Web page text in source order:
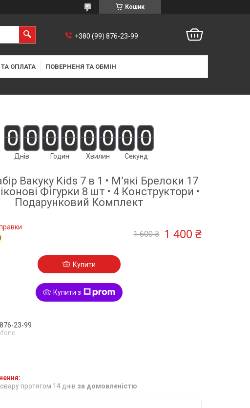
Кошик
+380 (99) 876-23-99
ОПЛАТА ПОВЕРНЕНЯ ТА ОБМІН
0 0
Днів
0 0
Годин
0 0
Хвилин
0 0
Секунд
Вакуку Kids 7 в 1 • М’які Брелоки 17
Фігурки 8 шт • 4 Конструктори •
Подарунковий Комплект
1 600 ₴ 1 400 ₴
Купити
Купити з
23-99
протягом 14 днів за домовленістю